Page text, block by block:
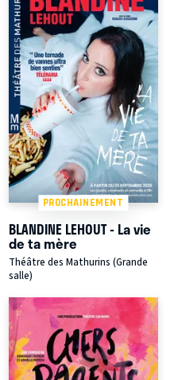
PROCHAINEMENT
BLANDINE LEHOUT - La vie
de ta mère
Théâtre des Mathurins (Grande
salle)